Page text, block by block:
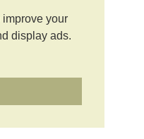
your
display ads.